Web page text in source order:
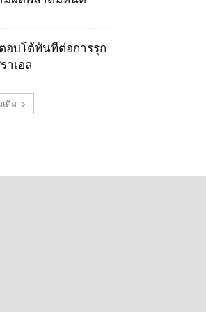
อบโต้ทันทีต่อการรุก
าเอล
ติม